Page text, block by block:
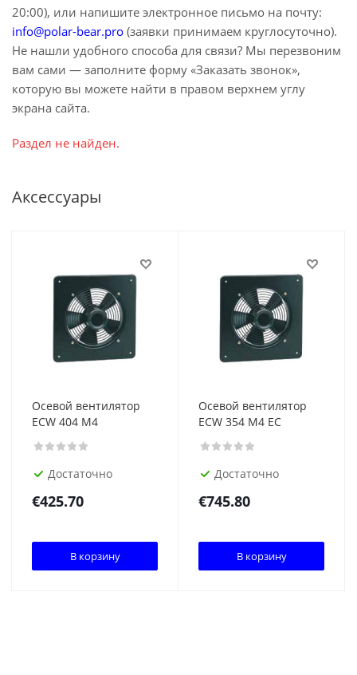
20:00), или напишите электронное письмо на почту:
info@polar-bear.pro (заявки принимаем круглосуточно).
Не нашли удобного способа для связи? Мы перезвоним
вам сами — заполните форму «Заказать звонок»,
которую вы можете найти в правом верхнем углу
экрана сайта.
Раздел не найден.
Аксессуары
Осевой вентилятор
ECW 404 M4
Достаточно
€425.70
В корзину
Осевой вентилятор
ECW 354 M4 EC
Достаточно
€745.80
В корзину